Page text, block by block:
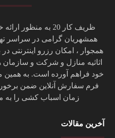
ظریف کار 20 به
همشهریان گرامی در سراسر
همجوار ، امکان رزرو اینترنتی
اثاثیه منازل و شرکت و
خود فراهم آورده است. به همین
فرم سفارش آنلاین ضمن
زمان اسباب کشی را به
آخرین مقالات